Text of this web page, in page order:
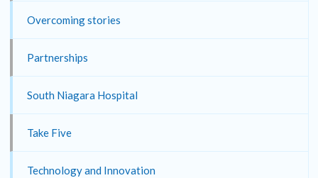
Overcoming stories
Partnerships
South Niagara Hospital
Take Five
Technology and Innovation